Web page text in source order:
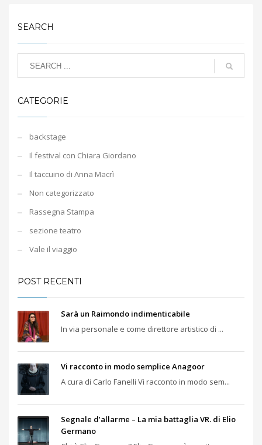
SEARCH
CATEGORIE
backstage
Il festival con Chiara Giordano
Il taccuino di Anna Macrì
Non categorizzato
Rassegna Stampa
sezione teatro
Vale il viaggio
POST RECENTI
Sarà un Raimondo indimenticabile
In via personale e come direttore artistico di ...
Vi racconto in modo semplice Anagoor
A cura di Carlo Fanelli Vi racconto in modo sem...
Segnale d’allarme – La mia battaglia VR. di Elio
Germano